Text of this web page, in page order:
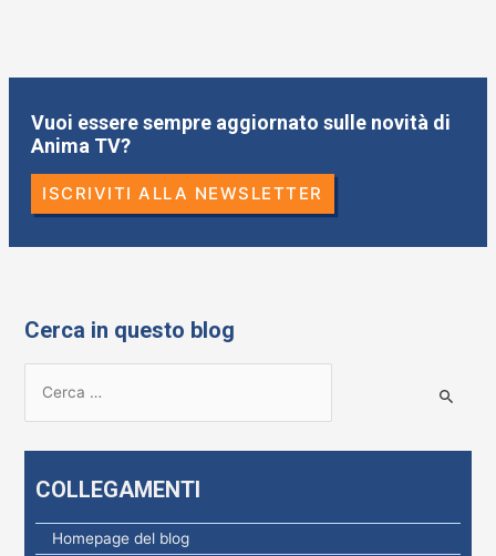
Vuoi essere sempre aggiornato sulle novità di
Anima TV?
ISCRIVITI ALLA NEWSLETTER
Cerca in questo blog
COLLEGAMENTI
Homepage del blog